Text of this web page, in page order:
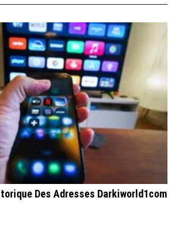
Des Adresses Darkiworld1com